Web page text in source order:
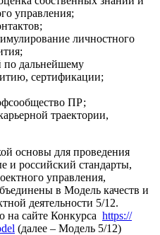
управления;
личностного
по дальнейшему
сертификации;
ПР;
траектории,
основы для проведения
и российский стандарты,
управления,
в Модель качеств и
деятельности 5/12.
на сайте Конкурса https://
(далее – Модель 5/12)